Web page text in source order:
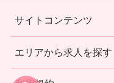
サイトコンテンツ
エリアから求人を探す